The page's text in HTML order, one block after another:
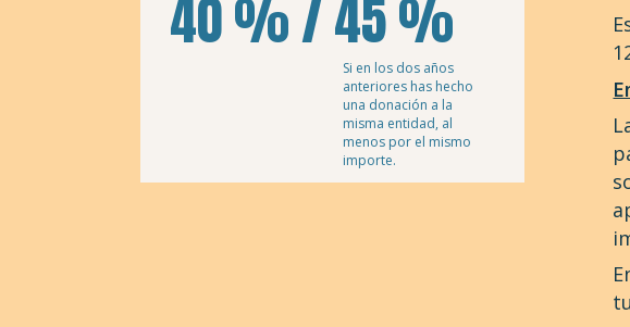
40 % / 45 %
Si en los dos años
anteriores has hecho
una donación a la
misma entidad, al
menos por el mismo
importe.